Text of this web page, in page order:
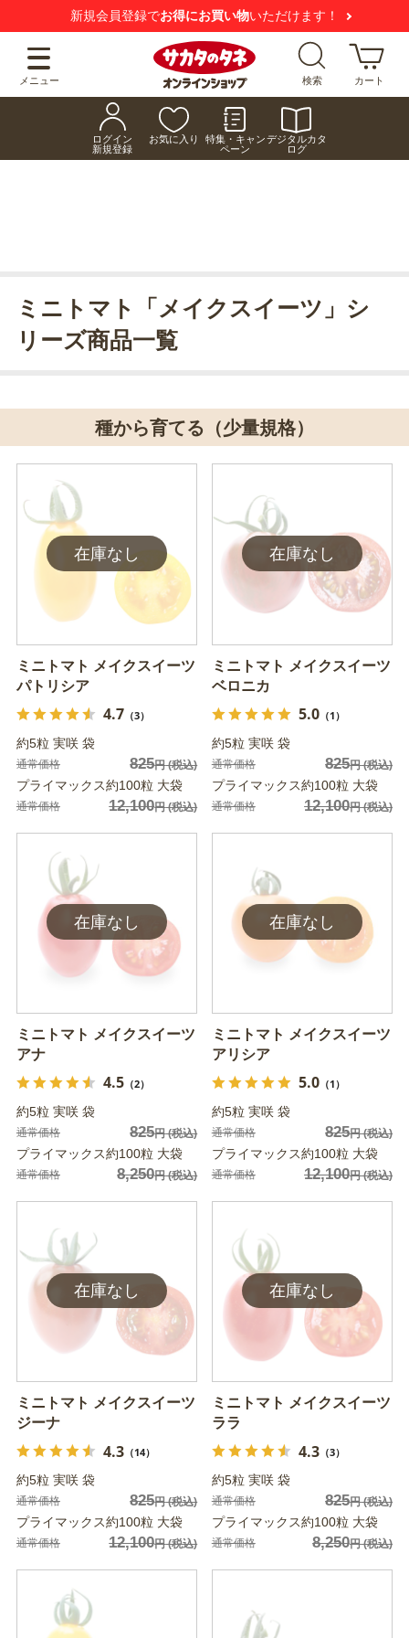
新規会員登録でお得にお買い物いただけます！
メニュー 検索 カート
ログイン
新規登録
お気に入り
特集・キャン
ペーン
デジタルカタ
ログ
ミニトマト「メイクスイーツ」シ
リーズ商品一覧
種から育てる（少量規格）
ミニトマト メイクスイーツ
パトリシア
4.7（3）
約5粒 実咲 袋
通常価格 825円(税込)
プライマックス約100粒 大袋
通常価格 12,100円(税込)
ミニトマト メイクスイーツ
ベロニカ
5.0（1）
約5粒 実咲 袋
通常価格 825円(税込)
プライマックス約100粒 大袋
通常価格 12,100円(税込)
ミニトマト メイクスイーツ
アナ
4.5（2）
約5粒 実咲 袋
通常価格 825円(税込)
プライマックス約100粒 大袋
通常価格 8,250円(税込)
ミニトマト メイクスイーツ
アリシア
5.0（1）
約5粒 実咲 袋
通常価格 825円(税込)
プライマックス約100粒 大袋
通常価格 12,100円(税込)
ミニトマト メイクスイーツ
ジーナ
4.3（14）
約5粒 実咲 袋
通常価格 825円(税込)
プライマックス約100粒 大袋
通常価格 12,100円(税込)
ミニトマト メイクスイーツ
ララ
4.3（3）
約5粒 実咲 袋
通常価格 825円(税込)
プライマックス約100粒 大袋
通常価格 8,250円(税込)